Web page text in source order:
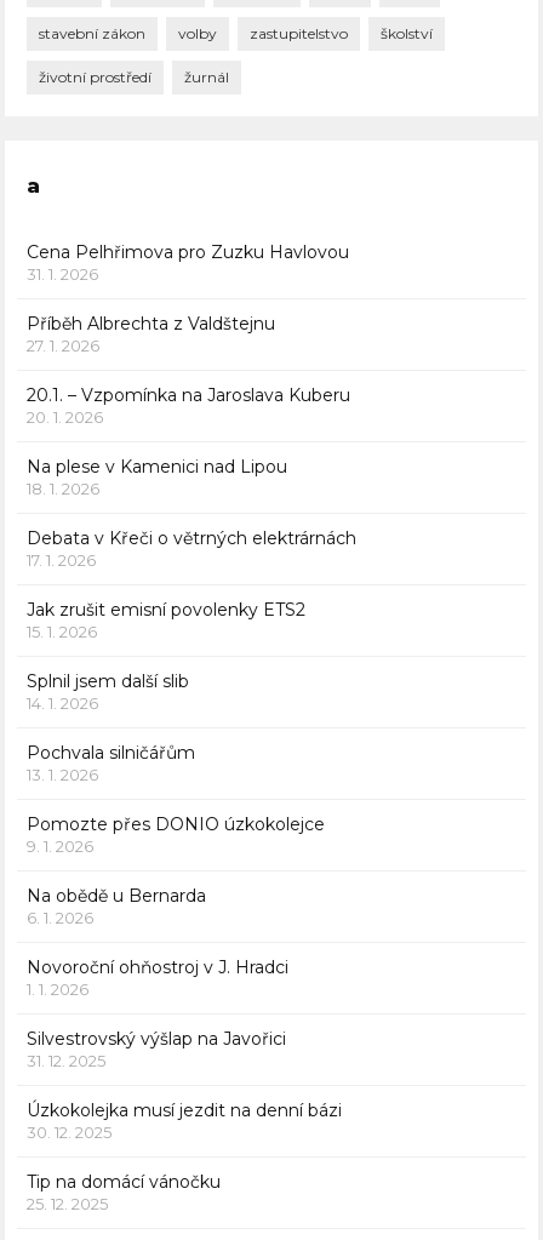
stavební zákon volby zastupitelstvo školství
životní prostředí žurnál
a
Cena Pelhřimova pro Zuzku Havlovou
31. 1. 2026
Příběh Albrechta z Valdštejnu
27. 1. 2026
20.1. – Vzpomínka na Jaroslava Kuberu
20. 1. 2026
Na plese v Kamenici nad Lipou
18. 1. 2026
Debata v Křeči o větrných elektrárnách
17. 1. 2026
Jak zrušit emisní povolenky ETS2
15. 1. 2026
Splnil jsem další slib
14. 1. 2026
Pochvala silničářům
13. 1. 2026
Pomozte přes DONIO úzkokolejce
9. 1. 2026
Na obědě u Bernarda
6. 1. 2026
Novoroční ohňostroj v J. Hradci
1. 1. 2026
Silvestrovský výšlap na Javořici
31. 12. 2025
Úzkokolejka musí jezdit na denní bázi
30. 12. 2025
Tip na domácí vánočku
25. 12. 2025